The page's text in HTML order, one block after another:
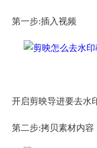
第一步:插入视频
开启剪映导进要去水
第二步:拷贝素材内容